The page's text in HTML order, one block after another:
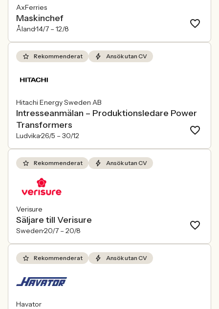
AxFerries
Maskinchef
Åland14/7 – 12/8
Rekommenderat Ansök utan CV
Hitachi Energy Sweden AB
Intresseanmälan – Produktionsledare Power
Transformers
Ludvika26/5 – 30/12
Rekommenderat Ansök utan CV
Verisure
Säljare till Verisure
Sweden20/7 – 20/8
Rekommenderat Ansök utan CV
Havator